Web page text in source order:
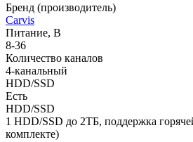
Бренд (производитель)
Carvis
Питание, В
8-36
Количество каналов
4-канальный
HDD/SSD
Есть
HDD/SSD
1 HDD/SSD до 2ТБ, поддержка
комплекте)